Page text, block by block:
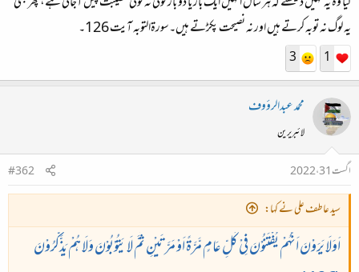
یہ لوگ نہ توبہ کرتے ہیں اور نہ نصیحت پکڑتے ہیں۔سورۃالتوبہ آیت 126۔
1
3
محمد عبدالرؤوف
لائبریرین
اگست 31، 2022
#362
سید عاطف علی نے کہا:
اَوَلَا يَرَوْنَ اَنَّهُمْ يُفْتَنُوْنَ فِىْ كُلِّ عَامٍ مَّرَّةً اَوْ مَرَّتَيْنِ ثُمَّ لَا يَتُوْبُوْنَ وَلَا هُمْ يَذَّكَّرُوْنَ